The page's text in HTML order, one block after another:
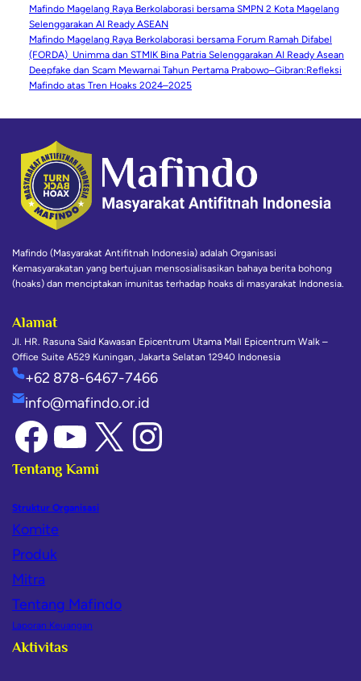
Mafindo Magelang Raya Berkolaborasi bersama SMPN 2 Kota Magelang
Selenggarakan AI Ready ASEAN
Mafindo Magelang Raya Berkolaborasi bersama Forum Ramah Difabel
(FORDA) Unimma dan STMIK Bina Patria Selenggarakan AI Ready Asean
Deepfake dan Scam Mewarnai Tahun Pertama Prabowo–Gibran:Refleksi
Mafindo atas Tren Hoaks 2024–2025
Mafindo (Masyarakat Antifitnah Indonesia) adalah Organisasi
Kemasyarakatan yang bertujuan mensosialisasikan bahaya berita bohong
(hoaks) dan menciptakan imunitas terhadap hoaks di masyarakat Indonesia.
Alamat
Jl. HR. Rasuna Said Kawasan Epicentrum Utama Mall Epicentrum Walk –
Office Suite A529 Kuningan, Jakarta Selatan 12940 Indonesia
+62 878-6467-7466
info@mafindo.or.id
Tentang Kami
Struktur Organisasi
Komite
Produk
Mitra
Tentang Mafindo
Laporan Keuangan
Aktivitas